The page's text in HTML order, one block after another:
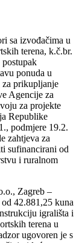
sa izvođačima u
terena, k.č.br.
ponuda u
za prikupljanje
Agencije za
za projekte
Republike
podmjere 19.2.
zahtjeva za
sufinancirani od
i ruralnom
Zagreb –
42.881,25 kuna
igrališta i
terena u
ugovoren je s